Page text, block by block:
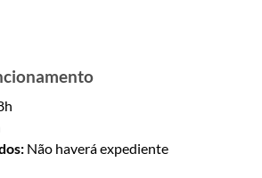
Não haverá expediente